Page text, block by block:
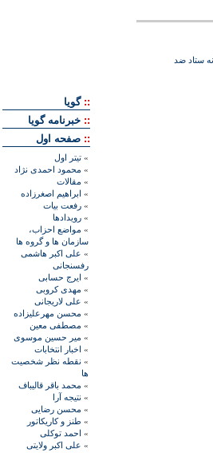
ستاد ضد
::گويا
:: خبرنامه گويا
:: صفحه اول
» تيتر اول
» محمود احمدی نژاد
» مقالات
» ابراهيم اصغرزاده
» رفعت بیات
» رويدادها
» مواضع احزاب،
سازمان ها و گروه ها
» علی اکبر هاشمی
رفسنجانی
» ايرج حسابی
» مهدی کروبی
» علی لاريجانی
» محسن مهرعليزاده
» مصطفی معين
» مير حسين موسوی
» اخبار انتخابات
» نقطه نظر شخصيت
ها
» محمد باقر قاليباف
» نتيجه آرا
» محسن رضايی
» طنز و کاريکاتور
» احمد توکلی
» علی اکبر ولايتی